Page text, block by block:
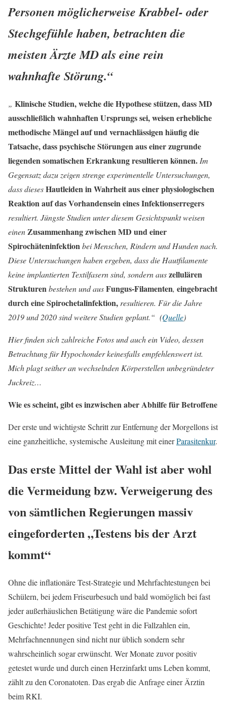
Personen möglicherweise Krabbel- oder
Stechgefühle haben, betrachten die
meisten Ärzte MD als eine rein
wahnhafte Störung.“
„ Klinische Studien, welche die Hypothese stützen, dass MD
ausschließlich wahnhaften Ursprungs sei, weisen erhebliche
methodische Mängel auf und vernachlässigen häufig die
Tatsache, dass psychische Störungen aus einer zugrunde
liegenden somatischen Erkrankung resultieren können. Im
Gegensatz dazu zeigen strenge experimentelle Untersuchungen,
dass diesesHautleiden in Wahrheit aus einer physiologischen
Reaktion auf das Vorhandensein eines Infektionserregers
resultiert. Jüngste Studien unter diesem Gesichtspunkt weisen
einenZusammenhang zwischen MD und einer
Spirochäteninfektionbei Menschen, Rindern und Hunden nach.
Diese Untersuchungen haben ergeben, dass die Hautfilamente
keine implantierten Textilfasern sind, sondern auszellulären
Strukturenbestehen und ausFungus-Filamenten, eingebracht
durch eine Spirochetalinfektion, resultieren. Für die Jahre
2019 und 2020 sind weitere Studien geplant.“ (Quelle)
Hier finden sich zahlreiche Fotos und auch ein Video, dessen
Betrachtung für Hypochonder keinesfalls empfehlenswert ist.
Mich plagt seither an wechselnden Körperstellen unbegründeter
Juckreiz…
Wie es scheint, gibt es inzwischen aber Abhilfe für Betroffene
Der erste und wichtigste Schritt zur Entfernung der Morgellons ist
eine ganzheitliche, systemische Ausleitung mit einerParasitenkur.
Das erste Mittel der Wahl ist aber wohl
die Vermeidung bzw. Verweigerung des
von sämtlichen Regierungen massiv
eingeforderten „Testens bis der Arzt
kommt“
Ohne die inflationäre Test-Strategie und Mehrfachtestungen bei
Schülern, bei jedem Friseurbesuch und bald womöglich bei fast
jeder außerhäuslichen Betätigung wäre die Pandemie sofort
Geschichte! Jeder positive Test geht in die Fallzahlen ein,
Mehrfachnennungen sind nicht nur üblich sondern sehr
wahrscheinlich sogar erwünscht. Wer Monate zuvor positiv
getestet wurde und durch einen Herzinfarkt ums Leben kommt,
zählt zu den Coronatoten. Das ergab die Anfrage einer Ärztin
beim RKI.